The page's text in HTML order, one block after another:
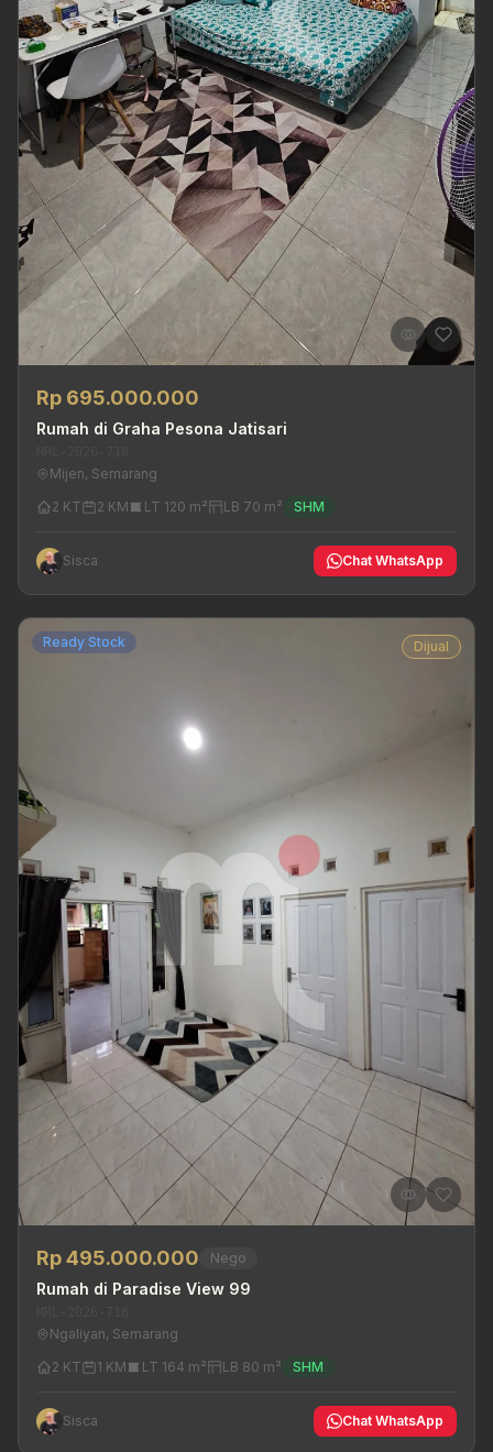
Rp 695.000.000
Rumah di Graha Pesona Jatisari
Mijen, Semarang
2 KT
2 KM LT 120 m² LB 70 m² SHM
Sisca Chat WhatsApp
Ready Stock Dijual
Rp 495.000.000 Nego
Rumah di Paradise View 99
Ngaliyan, Semarang
2 KT
1 KM LT 164 m² LB 80 m² SHM
Sisca Chat WhatsApp